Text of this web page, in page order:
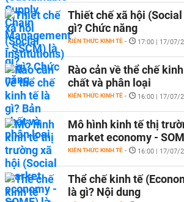
Thiết chế xã hội
gì? Chức năng
KIẾN THỨC KINH TẾ - 17:00 | 17/07/
Rào cản về thể chế
chất và phân loại
KIẾN THỨC KINH TẾ - 16:00 | 17/07/
Mô hình kinh tế thị
market economy -
KIẾN THỨC KINH TẾ - 16:00 | 17/07/
Thể chế kinh tế
là gì? Nội dung